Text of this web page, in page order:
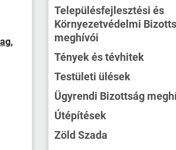
,
Településfejlesztési és
Környezetvédelmi
meghívói
Tények és tévhitek
Testületi ülések
Ügyrendi Bizottság
Útépítések
Zöld Szada